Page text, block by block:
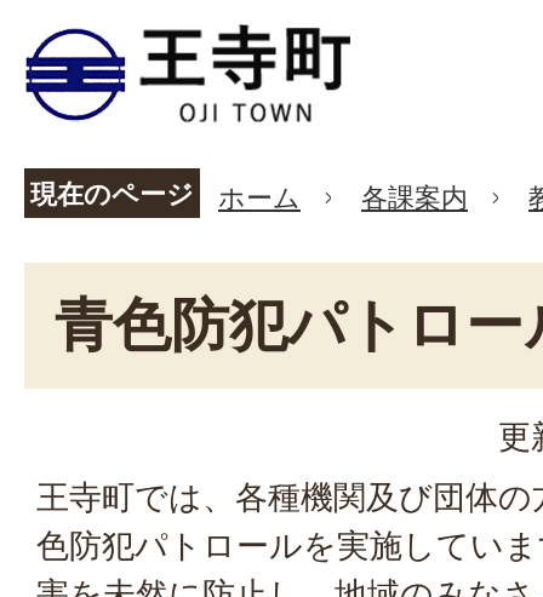
現在のページ ホーム 各課案内
青色防犯パトロー
更
王寺町では、各種機関及び団体
色防犯パトロールを実施してい